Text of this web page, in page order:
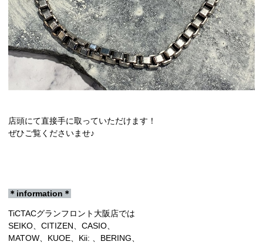
店頭にて直接手に取っていただけます！
ぜひご覧くださいませ♪
＊information＊
TiCTACグランフロント大阪店では
SEIKO、CITIZEN、CASIO、
MATOW、KUOE、Kii: 、BERING、